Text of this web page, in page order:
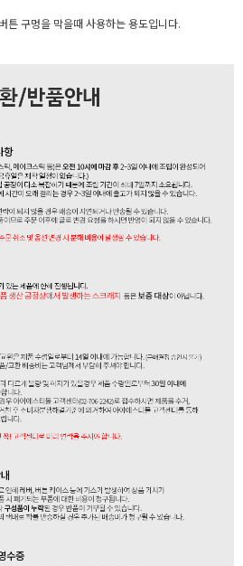
튼 구멍을 막을때 사용하는 용도입니다.